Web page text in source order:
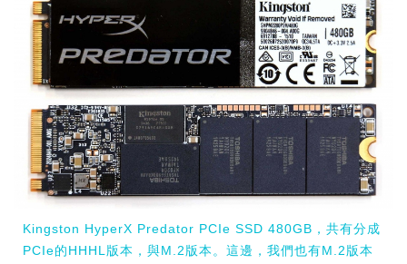
Kingston HyperX Predator PCIe SSD 480GB，共有分成
PCIe的HHHL版本，與M.2版本。這邊，我們也有M.2版本